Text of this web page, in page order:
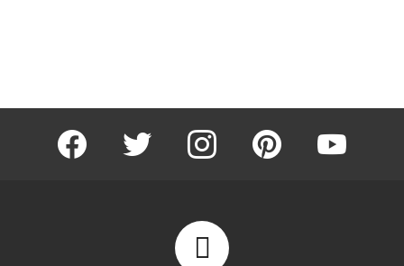
facebook twitter instagram pinterest youtube